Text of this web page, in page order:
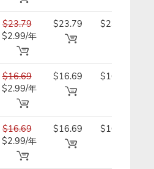
$23.79
$2.99/年
$23.79
$23.79/
$16.69
$2.99/年
$16.69
$16.69/
$16.69
$2.99/年
$16.69
$16.69/